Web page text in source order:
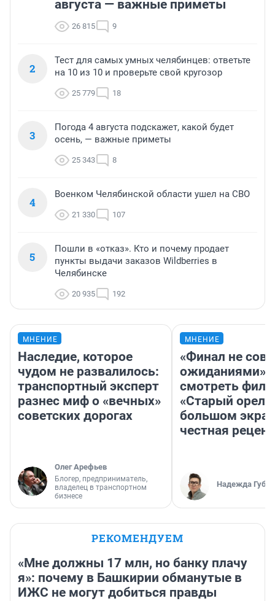
августа — важные приметы
26 815 9
2
Тест для самых умных челябинцев: ответьте
на 10 из 10 и проверьте свой кругозор
25 779 18
3
Погода 4 августа подскажет, какой будет
осень, — важные приметы
25 343 8
4
Военком Челябинской области ушел на СВО
21 330 107
5
Пошли в «отказ». Кто и почему продает
пункты выдачи заказов Wildberries в
Челябинске
20 935 192
МНЕНИЕ
Наследие, которое
чудом не развалилось:
транспортный эксперт
разнес миф о «вечных»
советских дорогах
Олег Арефьев
Блогер, предприниматель,
владелец в транспортном
бизнесе
МНЕНИЕ
«Финал не
ожиданиями»:
смотреть
«Старый орел»
большом
честная
Надежда
РЕКОМЕНДУЕМ
«Мне должны 17 млн, но банку плачу
я»: почему в Башкирии обманутые в
ИЖС не могут добиться правды